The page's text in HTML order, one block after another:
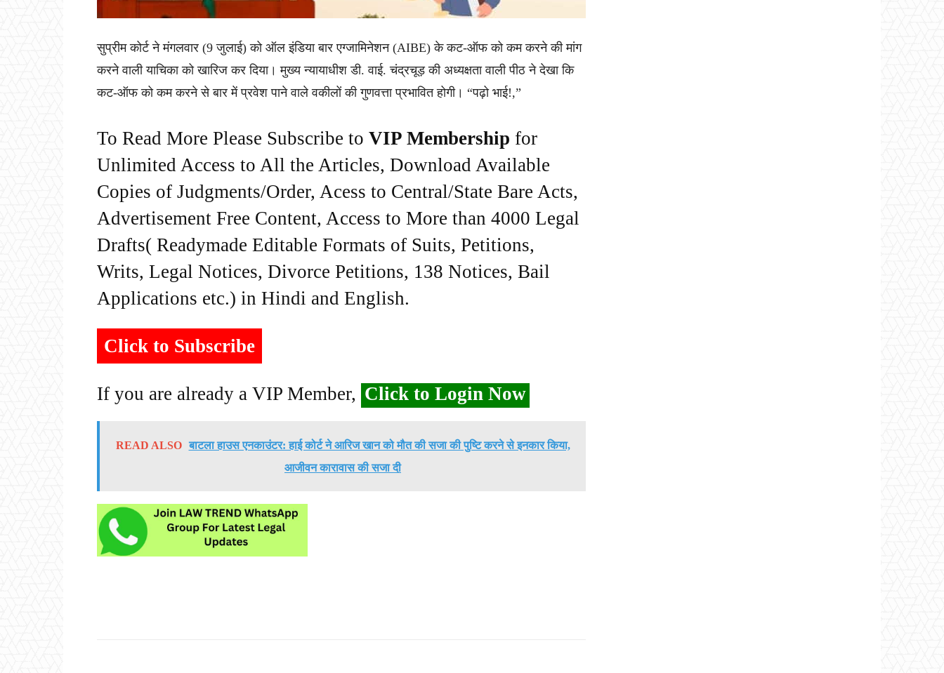
सुप्रीम कोर्ट ने मंगलवार (9 जुलाई) को ऑल इंडिया बार एग्जामिनेशन (AIBE) के कट-ऑफ को कम करने की मांग
करने वाली याचिका को खारिज कर दिया। मुख्य न्यायाधीश डी. वाई. चंद्रचूड़ की अध्यक्षता वाली पीठ ने देखा कि
कट-ऑफ को कम करने से बार में प्रवेश पाने वाले वकीलों की गुणवत्ता प्रभावित होगी। “पढ़ो भाई!,”
To Read More Please Subscribe to VIP Membership for
Unlimited Access to All the Articles, Download Available
Copies of Judgments/Order, Acess to Central/State Bare Acts,
Advertisement Free Content, Access to More than 4000 Legal
Drafts( Readymade Editable Formats of Suits, Petitions,
Writs, Legal Notices, Divorce Petitions, 138 Notices, Bail
Applications etc.) in Hindi and English.
Click to Subscribe
If you are already a VIP Member, Click to Login Now
READ ALSO बाटला हाउस एनकाउंटर: हाई कोर्ट ने आरिज खान को मौत की सजा की पुष्टि करने से इनकार किया,
आजीवन कारावास की सजा दी